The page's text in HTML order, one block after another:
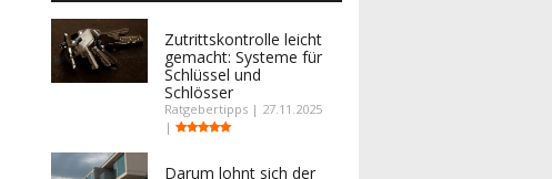
Zutrittskontrolle leicht
gemacht: Systeme für
Schlüssel und
Schlösser
Ratgebertipps | 27.11.2025
|
Darum lohnt sich der